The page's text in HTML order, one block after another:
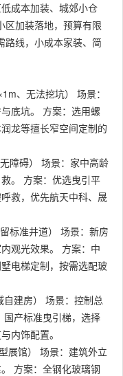
成本加装、城郊小仓
区加装落地，预算有限
路线，小成本家装、简
、无法挖坑） 场景：
底坑。 方案：选用螺
龙等擅长窄空间定制的
障碍） 场景：家中高龄
。 方案：优选曳引平
救，优先航天中科、晟
标准井道） 场景：新房
观光效果。 方案：中
电梯定制，按需选配玻
建房） 场景：控制总
产标准曳引梯，选择
内饰配置。
展馆） 场景：建筑外立
方案：全钢化玻璃钢